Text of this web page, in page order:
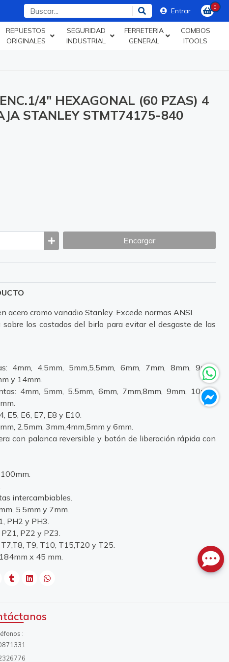
Entrar 0
REPUESTOS
ORIGINALES
SEGURIDAD
INDUSTRIAL
FERRETERIA
GENERAL
COMBOS
ITOOLS
4" HEXAGONAL (60 PZAS) 4
STANLEY STMT74175-840
Encargar
acero cromo vanadio Stanley. Excede normas ANSI.
sobre los costados del birlo para evitar el desgaste de las
4mm, 4.5mm, 5mm,5.5mm, 6mm, 7mm, 8mm, 9mm,
y 14mm.
4mm, 5mm, 5.5mm, 6mm, 7mm,8mm, 9mm, 10mm,
E5, E6, E7, E8 y E10.
2.5mm, 3mm,4mm,5mm y 6mm.
con palanca reversible y botón de liberación rápida con
intercambiables.
5.5mm y 7mm.
PH2 y PH3.
PZ2 y PZ3.
T9, T10, T15,T20 y T25.
x 45 mm.